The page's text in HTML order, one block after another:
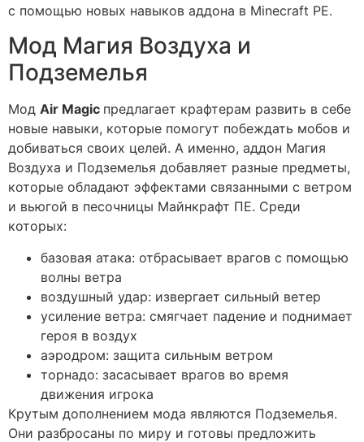
с помощью новых навыков аддона в Minecraft PE.
Мод Магия Воздуха и
Подземелья
Мод Air Magic предлагает крафтерам развить в себе
новые навыки, которые помогут побеждать мобов и
добиваться своих целей. А именно, аддон Магия
Воздуха и Подземелья добавляет разные предметы,
которые обладают эффектами связанными с ветром
и вьюгой в песочницы Майнкрафт ПЕ. Среди
которых:
базовая атака: отбрасывает врагов с помощью
волны ветра
воздушный удар: извергает сильный ветер
усиление ветра: смягчает падение и поднимает
героя в воздух
аэродром: защита сильным ветром
торнадо: засасывает врагов во время
движения игрока
Крутым дополнением мода являются Подземелья.
Они разбросаны по миру и готовы предложить